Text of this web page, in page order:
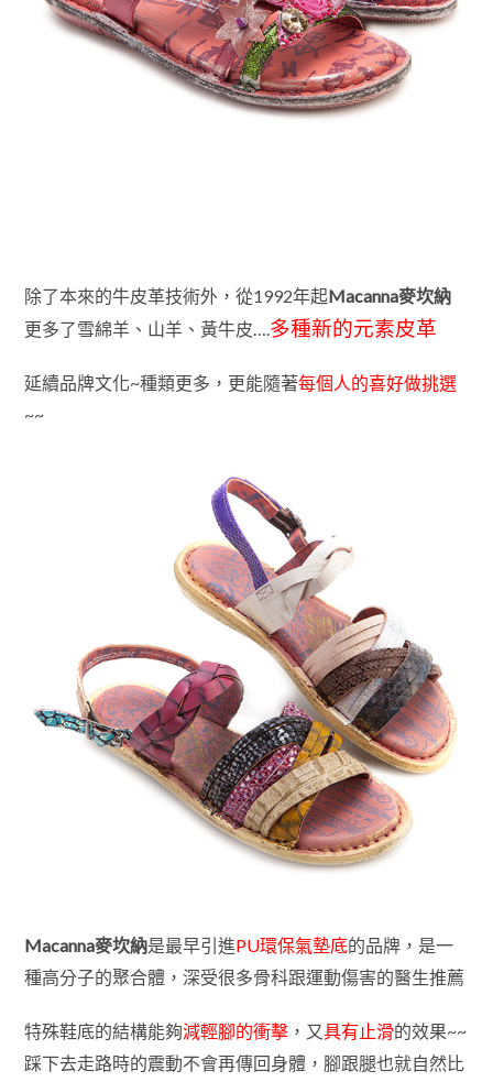
除了本來的牛皮革技術外，從1992年起Macanna麥坎納
更多了雪綿羊、山羊、黃牛皮….多種新的元素皮革
延續品牌文化~種類更多，更能隨著每個人的喜好做挑選
~~
Macanna麥坎納是最早引進PU環保氣墊底的品牌，是一
種高分子的聚合體，深受很多骨科跟運動傷害的醫生推薦
特殊鞋底的結構能夠減輕腳的衝擊 ，又具有止滑的效果~~
踩下去走路時的震動不會再傳回身體，腳跟腿也就自然比